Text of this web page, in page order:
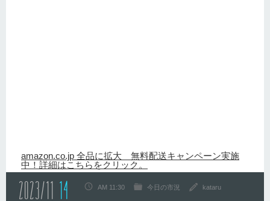
amazon.co.jp 全品に拡大 無料配送キャンペーン実施
中！詳細はこちらをクリック。
2023/11 14 AM 11:30 今日の市況 kataru